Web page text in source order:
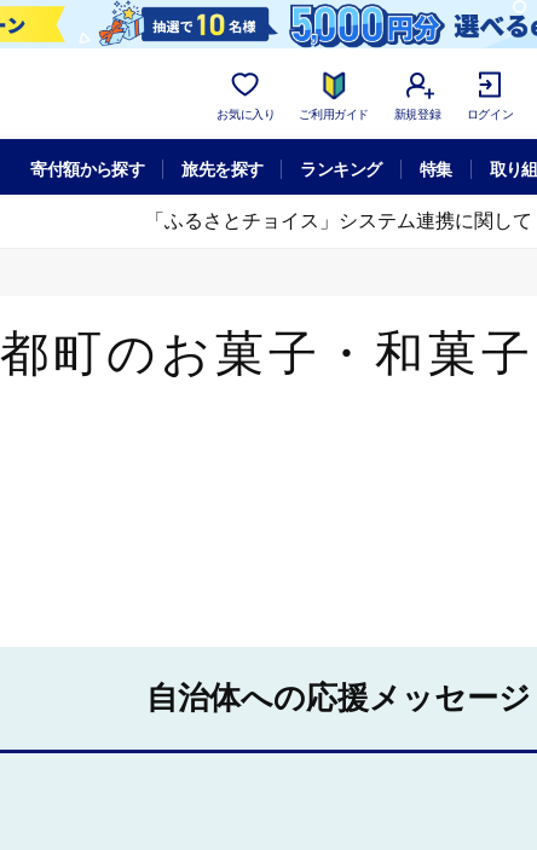
お気に入り ご利用ガイド 新規登録 ログイン
寄付額から探す 旅先を探す ランキング 特集 取り
「ふるさとチョイス」システム連携に関して
町のお菓子・和菓
自治体への応援メッセージ